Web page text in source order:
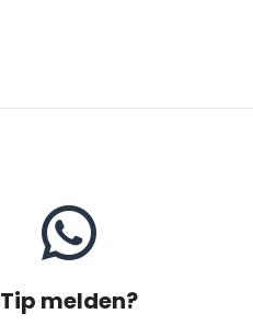
Tip melden?